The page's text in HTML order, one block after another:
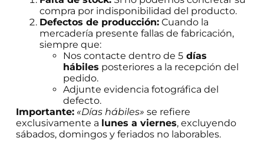
compra por indisponibilidad del producto.
Defectos de producción:Cuando la
mercadería presente fallas de fabricación,
siempre que:
Nos contacte dentro de 5días
hábiles posteriores a la recepción del
pedido.
Adjunte evidencia fotográfica del
defecto.
Importante: «Días hábiles» se refiere
exclusivamente a lunes a viernes, excluyendo
sábados, domingos y feriados no laborables.